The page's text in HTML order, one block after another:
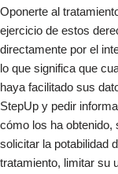
Oponerte al
ejercicio de estos
directamente por el
lo que significa que
haya facilitado sus
StepUp y pedir
cómo los ha obtenido,
solicitar la potabilidad
tratamiento, limitar su